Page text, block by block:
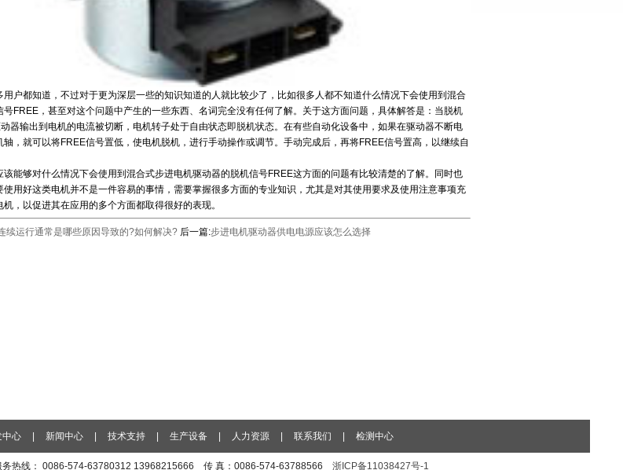
都知道，不过对于更为深层一些的知识知道的人就比较少了，比如很多人都不知道什么情况下会使用到混合
FREE，甚至对这个问题中产生的一些东西、名词完全没有任何了解。关于这方面问题，具体解答是：当脱机
器输出到电机的电流被切断，电机转子处于自由状态即脱机状态。在有些自动化设备中，如果在驱动器不断电
，就可以将FREE信号置低，使电机脱机，进行手动操作或调节。手动完成后，再将FREE信号置高，以继续自
够对什么情况下会使用到混合式步进电机驱动器的脱机信号FREE这方面的问题有比较清楚的了解。同时也
用好这类电机并不是一件容易的事情，需要掌握很多方面的专业知识，尤其是对其使用要求及使用注意事项充
，以促进其在应用的多个方面都取得很好的表现。
续运行通常是哪些原因导致的?如何解决? 后一篇:步进电机驱动器供电电源应该怎么选择
中心 新闻中心 技术支持 生产设备 人力资源 联系我们 检测中心
务热线： 0086-574-63780312 13968215666 传 真：0086-574-63788566 浙ICP备11038427号-1